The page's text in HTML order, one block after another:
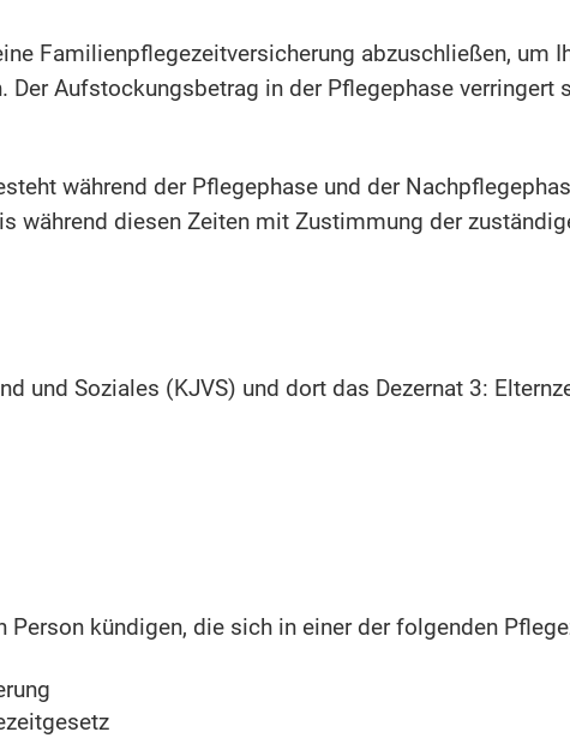
Familienpflegezeitversicherung abzuschließen, um
Der Aufstockungsbetrag in der Pflegephase verringert
während der Pflegephase und der
während diesen Zeiten mit Zustimmung der
und Soziales (KJVS) und dort das Dezernat 3:
kündigen, die sich in einer der folgenden